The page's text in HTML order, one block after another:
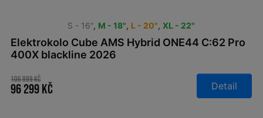
S - 16", M - 18", L - 20", XL - 22"
Elektrokolo Cube AMS Hybrid ONE44 C:62 Pro
400X blackline 2026
106 999 Kč
96 299 Kč Detail